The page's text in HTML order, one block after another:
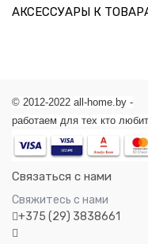
эффектом
АКСЕССУАРЫ К
© 2012-2022 all-home.by -
работаем для тех кто
Связаться с нами
Свяжитесь с нами
+375 (29) 3838661